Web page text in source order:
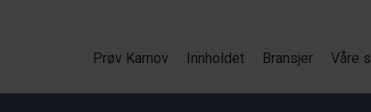
Prøv Karnov Innholdet Bransjer Våre